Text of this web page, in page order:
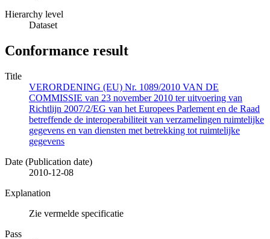
Hierarchy level
Dataset
Conformance result
Title
VERORDENING (EU) Nr. 1089/2010 VAN DE
COMMISSIE van 23 november 2010 ter uitvoering van
Richtlijn 2007/2/EG van het Europees Parlement en de Raad
betreffende de interoperabiliteit van verzamelingen ruimtelijke
gegevens en van diensten met betrekking tot ruimtelijke
gegevens
Date (Publication date)
2010-12-08
Explanation
Zie vermelde specificatie
Pass